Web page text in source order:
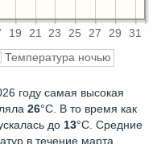
19 21 23 25 27 29 31
Температура ночью
году самая высокая
26°С. В то время как
до 13°C. Средние
в течение марта